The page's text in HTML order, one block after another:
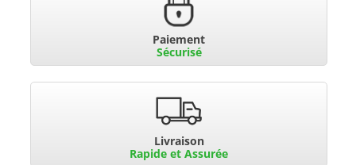
Paiement
Sécurisé
Livraison
Rapide et Assurée